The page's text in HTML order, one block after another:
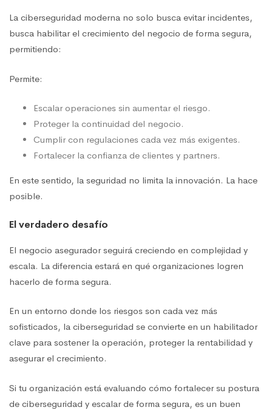
La ciberseguridad moderna no solo busca evitar incidentes,
busca habilitar el crecimiento del negocio de forma segura,
permitiendo:
Permite:
Escalar operaciones sin aumentar el riesgo.
Proteger la continuidad del negocio.
Cumplir con regulaciones cada vez más exigentes.
Fortalecer la confianza de clientes y partners.
En este sentido, la seguridad no limita la innovación. La hace
posible.
El verdadero desafío
El negocio asegurador seguirá creciendo en complejidad y
escala. La diferencia estará en qué organizaciones logren
hacerlo de forma segura.
En un entorno donde los riesgos son cada vez más
sofisticados, la ciberseguridad se convierte en un habilitador
clave para sostener la operación, proteger la rentabilidad y
asegurar el crecimiento.
Si tu organización está evaluando cómo fortalecer su postura
de ciberseguridad y escalar de forma segura, es un buen